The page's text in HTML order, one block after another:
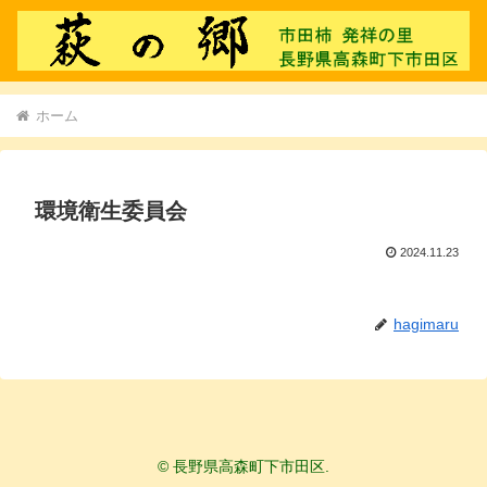
ホーム
環境衛生委員会
2024.11.23
hagimaru
© 長野県高森町下市田区.